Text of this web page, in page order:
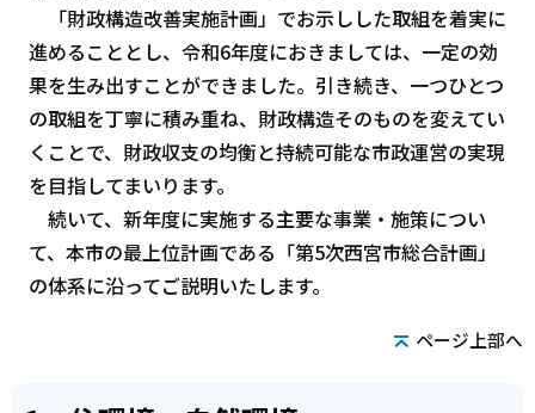
「財政構造改善実施計画」でお示しした取組を着実に
進めることとし、令和6年度におきましては、一定の効
果を生み出すことができました。引き続き、一つひとつ
の取組を丁寧に積み重ね、財政構造そのものを変えてい
くことで、財政収支の均衡と持続可能な市政運営の実現
を目指してまいります。
続いて、新年度に実施する主要な事業・施策につい
て、本市の最上位計画である「第5次西宮市総合計画」
の体系に沿ってご説明いたします。
ページ上部へ